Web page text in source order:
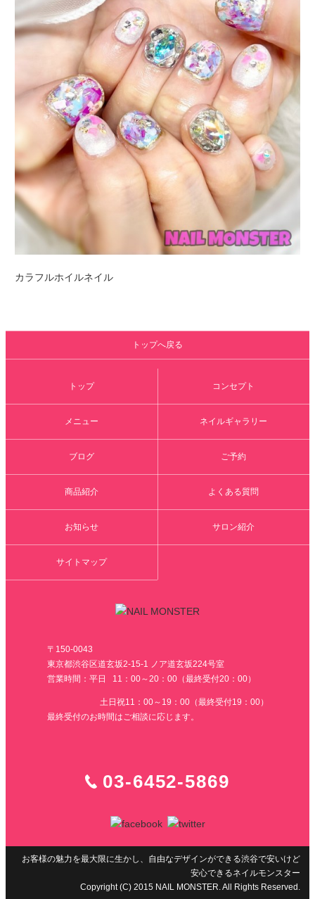
カラフルホイルネイル
トップへ戻る
トップ コンセプト
メニュー ネイルギャラリー
ブログ ご予約
商品紹介 よくある質問
お知らせ サロン紹介
サイトマップ
〒150-0043
東京都渋谷区道玄坂2-15-1 ノア道玄坂224号室
営業時間：平日 11：00～20：00（最終受付20：00）
土日祝11：00～19：00（最終受付19：00）
最終受付のお時間はご相談に応じます。
03-6452-5869
お客様の魅力を最大限に生かし、自由なデザインができる渋谷で安いけど
安心できるネイルモンスター
Copyright (C) 2015 NAIL MONSTER. All Rights Reserved.